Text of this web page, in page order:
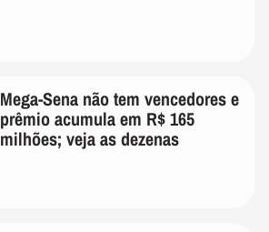
Mega-Sena não tem vencedores e
prêmio acumula em R$ 165
milhões; veja as dezenas